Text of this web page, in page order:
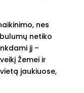
nes
netiko
jį –
Žemei ir
jaukiuose,